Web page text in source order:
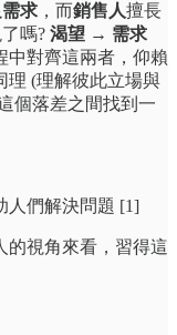
求 ，而銷售人擅長
嗎? 渴望 → 需求
中對齊這兩者，仰賴
理 (理解彼此立場與
個落差之間找到一
人們解決問題 [1]
的視角來看，習得這